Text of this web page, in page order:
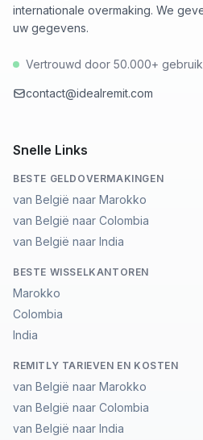
internationale overmaking. We
uw gegevens.
Vertrouwd door 50.000+
contact@idealremit.com
Snelle Links
BESTE GELDOVERMAKINGEN
van België naar Marokko
van België naar Colombia
van België naar India
BESTE WISSELKANTOREN
Marokko
Colombia
India
REMITLY TARIEVEN EN KOSTEN
van België naar Marokko
van België naar Colombia
van België naar India